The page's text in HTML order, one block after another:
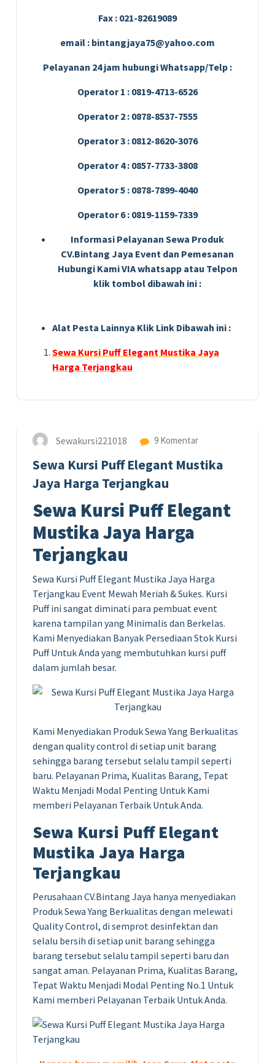
Fax : 021-82619089
email : bintangjaya75@yahoo.com
Pelayanan 24 jam hubungi Whatsapp/Telp :
Operator 1 : 0819-4713-6526
Operator 2 : 0878-8537-7555
Operator 3 : 0812-8620-3076
Operator 4 : 0857-7733-3808
Operator 5 : 0878-7899-4040
Operator 6 : 0819-1159-7339
Informasi Pelayanan Sewa Produk
CV.Bintang Jaya Event dan Pemesanan
Hubungi Kami VIA whatsapp atau Telpon
klik tombol dibawah ini :
Alat Pesta Lainnya Klik Link Dibawah ini :
Sewa Kursi Puff Elegant Mustika Jaya
Harga Terjangkau
Sewakursi221018 9 Komentar
Sewa Kursi Puff Elegant Mustika
Jaya Harga Terjangkau
Sewa Kursi Puff Elegant
Mustika Jaya Harga
Terjangkau
Sewa Kursi Puff Elegant Mustika Jaya Harga
Terjangkau Event Mewah Meriah & Sukes. Kursi
Puff ini sangat diminati para pembuat event
karena tampilan yang Minimalis dan Berkelas.
Kami Menyediakan Banyak Persediaan Stok Kursi
Puff Untuk Anda yang membutuhkan kursi puff
dalam jumlah besar.
Kami Menyediakan Produk Sewa Yang Berkualitas
dengan quality control di setiap unit barang
sehingga barang tersebut selalu tampil seperti
baru. Pelayanan Prima, Kualitas Barang, Tepat
Waktu Menjadi Modal Penting Untuk Kami
memberi Pelayanan Terbaik Untuk Anda.
Sewa Kursi Puff Elegant
Mustika Jaya Harga
Terjangkau
Perusahaan CV.Bintang Jaya hanya menyediakan
Produk Sewa Yang Berkualitas dengan melewati
Quality Control, di semprot desinfektan dan
selalu bersih di setiap unit barang sehingga
barang tersebut selalu tampil seperti baru dan
sangat aman. Pelayanan Prima, Kualitas Barang,
Tepat Waktu Menjadi Modal Penting No.1 Untuk
Kami memberi Pelayanan Terbaik Untuk Anda.